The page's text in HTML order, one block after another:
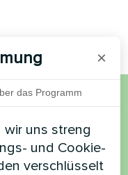
oder
×
das Programm
uns streng
und Cookie-
verschlüsselt